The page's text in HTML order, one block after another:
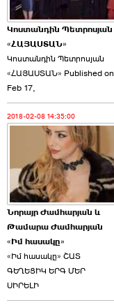
Այս ընդդիմությունը
կվերցնի ›››
2026-06-09 00:41:00
Որպես ընդդիմադիր
ընտրող՝ ›››
Կոստանդին Պետրոսյան
«ՀԱՅԱՍՏԱՆ»
Կոստանդին Պետրոսյան
«ՀԱՅԱՍՏԱՆ» Published on
Feb 17,
2018-02-08 14:35:00
Նորայր Ժամհարյան և
Թամարա Ժամհարյան
«Իմ հասակը»
«Իմ հասակը» ՇԱՏ
ԳԵՂԵՑԻԿ ԵՐԳ ՄԵՐ
ՍԻՐԵԼԻ